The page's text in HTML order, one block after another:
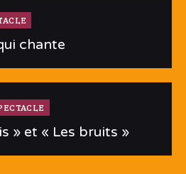
chante
» et « Les bruits »